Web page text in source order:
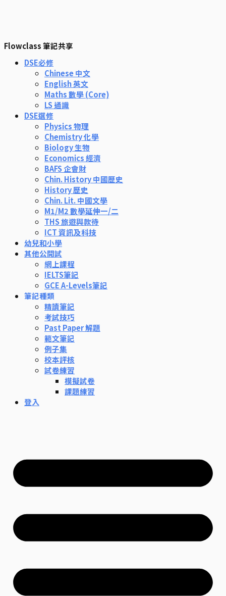
Flowclass 筆記共享
DSE必修
Chinese 中文
English 英文
Maths 數學 (Core)
LS 通識
DSE選修
Physics 物理
Chemistry 化學
Biology 生物
Economics 經濟
BAFS 企會財
Chin. History 中國歷史
History 歷史
Chin. Lit. 中國文學
M1/M2 數學延伸一/二
THS 旅遊與款待
ICT 資訊及科技
幼兒和小學
其他公開試
網上課程
IELTS筆記
GCE A-Levels筆記
筆記種類
精讀筆記
考試技巧
Past Paper 解題
範文筆記
例子集
校本評核
試卷練習
模擬試卷
課題練習
登入